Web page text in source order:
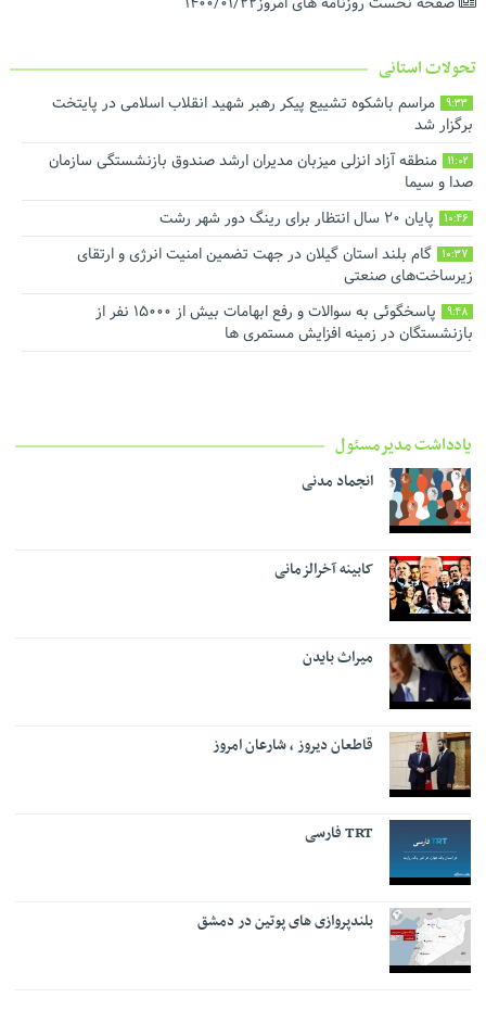
تحولات استانی
9:33
مراسم باشکوه تشییع پیکر رهبر شهید انقلاب اسلامی در پایتخت
برگزار شد
11:02
منطقه آزاد انزلی میزبان مدیران ارشد صندوق بازنشستگی سازمان
صدا و سیما
10:46 پایان ۲۰ سال انتظار برای رینگ دور شهر رشت
10:37
گام بلند استان گیلان در جهت تضمین امنیت انرژی و ارتقای
زیرساخت‌های صنعتی
9:48
پاسخگوئی به سوالات و رفع ابهامات بیش از ۱۵۰۰۰ نفر از
بازنشستگان در زمینه افزایش مستمری ها
یادداشت مدیرمسئول
انجماد مدنی
کابینه آخرالزمانی
میراث بایدن
قاطعان دیروز ، شارعان امروز
TRT فارسی
بلندپروازی های پوتین در دمشق